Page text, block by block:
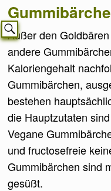
Außer den
andere
Kaloriengehalt
Gummibärchen,
bestehen
die Hauptzutaten
Vegane
und fructosefreie
Gummibärchen sind
gesüßt.